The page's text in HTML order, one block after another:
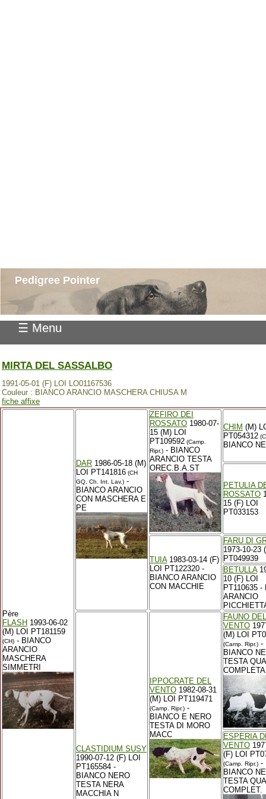
Pedigree Pointer
☰ Menu
MIRTA DEL SASSALBO
1991-05-01 (F) LOI LO01167536
Couleur : BIANCO ARANCIO MASCHERA CHIUSA M
fiche affixe
Père
FLASH 1993-06-02
(M) LOI PT181159
(CH) - BIANCO
ARANCIO
MASCHERA
SIMMETRI
DAR 1986-05-18 (M)
LOI PT141816 (CH
GQ, Ch. Int. Lav.) -
BIANCO ARANCIO
CON MASCHERA E
PE
ZEFIRO DEI
ROSSATO 1980-07-
15 (M) LOI
PT109592 (Camp.
Ripr.) - BIANCO
ARANCIO TESTA
OREC.B.A.ST
CHIM (M)
PT054312
BIANCO
PETULIA
ROSSATO
15 (F) LOI
PT033153
TUIA1983-03-14 (F)
LOI PT122320 -
BIANCO ARANCIO
CON MACCHIE
FARU DI
1973-10-23
PT049939
BETULLA
10 (F) LOI
PT110635 -
ARANCIO
CLASTIDIUM SUSY
1990-07-12 (F) LOI
PT165584 -
BIANCO NERO
TESTA NERA
MACCHIA N
IPPOCRATE DEL
VENTO 1982-08-31
(M) LOI PT119471
(Camp. Ripr.) -
BIANCO E NERO
TESTA DI MORO
MACC
FAUNO DEL
VENTO
(M) LOI
(Camp. Ripr.) -
BIANCO
TESTA
COMPLETA
ESPERIA
VENTO
(F) LOI
(Camp. Ripr.) -
BIANCO
TESTA
COMPLET.